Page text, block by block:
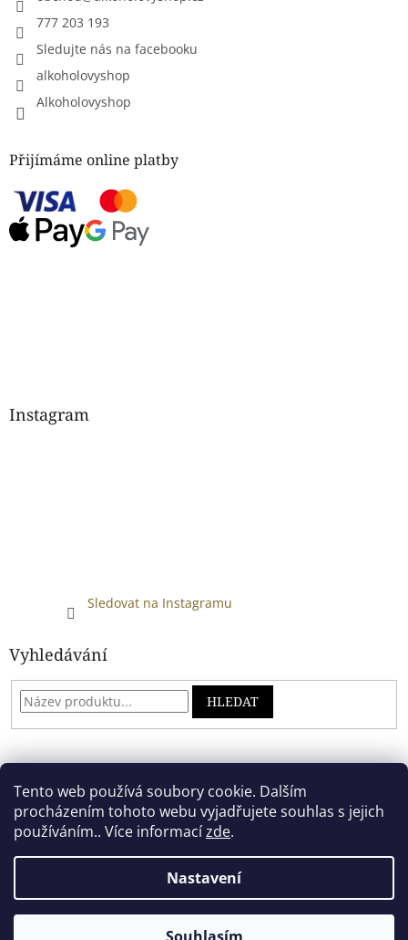
Tento web používá soubory cookie. Dalším
procházením tohoto webu vyjadřujete souhlas s jejich
používáním.. Více informacízde.
Nastavení
777 203 193
Sledujte nás na facebooku
alkoholovyshop
Alkoholovyshop
Přijímáme online platby
Instagram
Sledovat na Instagramu
Vyhledávání
HLEDAT
Vytvořil Shoptet
Copyright 2026Alkoholový shop. Všechna práva vyhrazena.